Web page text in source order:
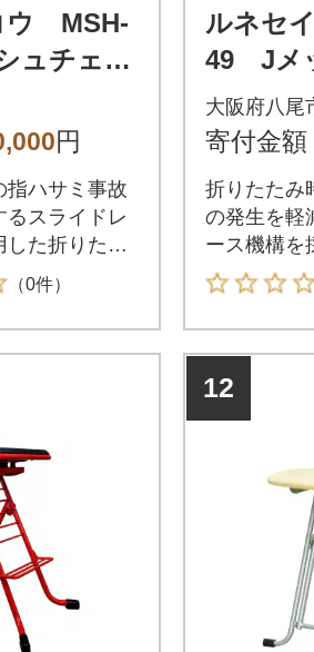
ウ MSH-
ュチェア
円
指ハサミ事故
るスライドレ
した折りたた
（0件）
ルネセ
49 Jメ
(レッド
大阪府八尾
寄付金額
折りたたみ
の発生を軽
ース機構を
み椅子。
12